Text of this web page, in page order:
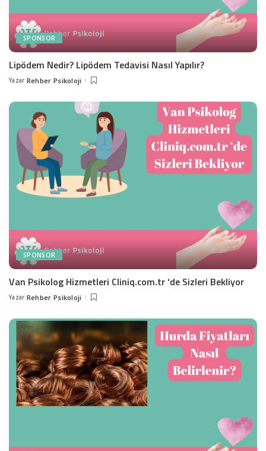
SPONSOR
Lipödem Nedir? Lipödem Tedavisi Nasıl Yapılır?
Posted
Yazar Rehber Psikoloji
SPONSOR
Van Psikolog Hizmetleri Cliniq.com.tr ‘de Sizleri Bekliyor
Posted
Yazar Rehber Psikoloji